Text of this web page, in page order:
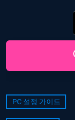
PC 설정 가이드